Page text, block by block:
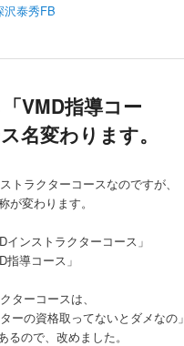
泰秀FB
VMD指導コー
名変わります。
トラクターコースなのですが、
が変わります。
ンストラクターコース」
導コース」
ターコースは、
ーの資格取ってないとダメなの」
るので、改めました。